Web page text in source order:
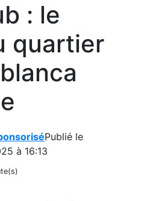
: le
quartier
Publié le
à 16:13